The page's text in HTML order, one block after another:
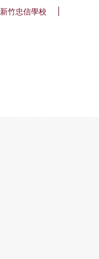
新竹忠信學校